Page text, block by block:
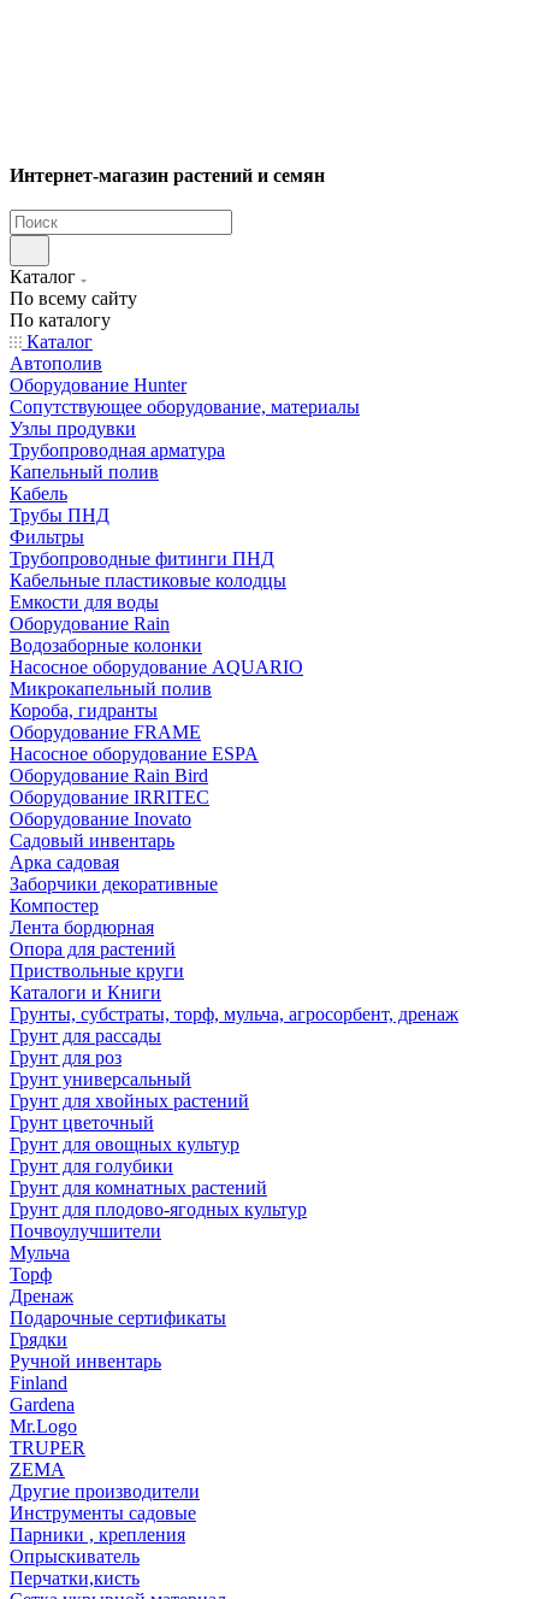
Интернет-магазин растений и семян
Каталог
По всему сайту
По каталогу
Каталог
Автополив
Оборудование Hunter
Сопутствующее оборудование, материалы
Узлы продувки
Трубопроводная арматура
Капельный полив
Кабель
Трубы ПНД
Фильтры
Трубопроводные фитинги ПНД
Кабельные пластиковые колодцы
Емкости для воды
Оборудование Rain
Водозаборные колонки
Насосное оборудование AQUARIO
Микрокапельный полив
Короба, гидранты
Оборудование FRAME
Насосное оборудование ESPA
Оборудование Rain Bird
Оборудование IRRITEC
Оборудование Inovato
Садовый инвентарь
Арка садовая
Заборчики декоративные
Компостер
Лента бордюрная
Опора для растений
Приствольные круги
Каталоги и Книги
Грунты, субстраты, торф, мульча, агросорбент, дренаж
Грунт для рассады
Грунт для роз
Грунт универсальный
Грунт для хвойных растений
Грунт цветочный
Грунт для овощных культур
Грунт для голубики
Грунт для комнатных растений
Грунт для плодово-ягодных культур
Почвоулучшители
Мульча
Торф
Дренаж
Подарочные сертификаты
Грядки
Ручной инвентарь
Finland
Gardena
Mr.Logo
TRUPER
ZEMA
Другие производители
Инструменты садовые
Парники , крепления
Опрыскиватель
Перчатки,кисть